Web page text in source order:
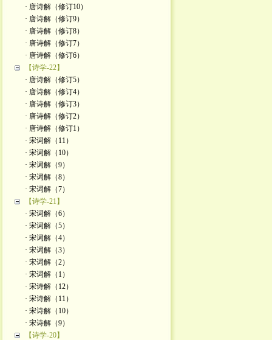
· 唐诗解（修订10）
· 唐诗解（修订9）
· 唐诗解（修订8）
· 唐诗解（修订7）
· 唐诗解（修订6）
【诗学-22】
· 唐诗解（修订5）
· 唐诗解（修订4）
· 唐诗解（修订3）
· 唐诗解（修订2）
· 唐诗解（修订1）
· 宋词解（11）
· 宋词解（10）
· 宋词解（9）
· 宋词解（8）
· 宋词解（7）
【诗学-21】
· 宋词解（6）
· 宋词解（5）
· 宋词解（4）
· 宋词解（3）
· 宋词解（2）
· 宋词解（1）
· 宋诗解（12）
· 宋诗解（11）
· 宋诗解（10）
· 宋诗解（9）
【诗学-20】